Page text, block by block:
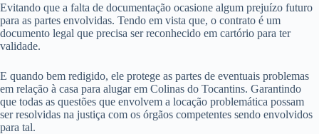
Evitando que a falta de documentação ocasione algum prejuízo futuro
para as partes envolvidas. Tendo em vista que, o contrato é um
documento legal que precisa ser reconhecido em cartório para ter
validade.
E quando bem redigido, ele protege as partes de eventuais problemas
em relação à casa para alugar em Colinas do Tocantins. Garantindo
que todas as questões que envolvem a locação problemática possam
ser resolvidas na justiça com os órgãos competentes sendo envolvidos
para tal.